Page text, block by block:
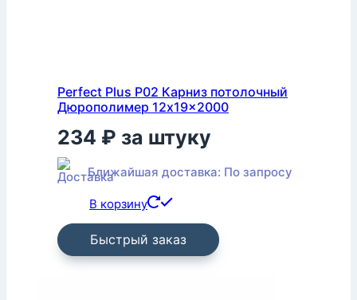
Perfect Plus P02 Карниз потолочный
Дюрополимер 12x19x2000
234 ₽ за штуку
Ближайшая доставка: По запросу
В корзину
Быстрый заказ